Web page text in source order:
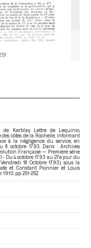
de Kerblay. Lettre de Lequinio,
des côtes de la Rochelle, informant
à la négligence du service, en
8 octobre 1793. Dans : Archives
Française — Première série
- Du 4 octobre 1793 au 27e jour du
18 Octobre 1793) , sous la
et Constant Pionnier et Louis
pp. 251-252.